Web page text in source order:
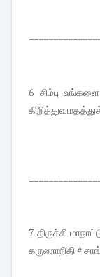
6 சிம்பு
7 திருச்சி
கருணாநிதி #